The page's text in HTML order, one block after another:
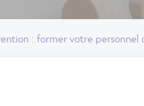
: former votre personnel